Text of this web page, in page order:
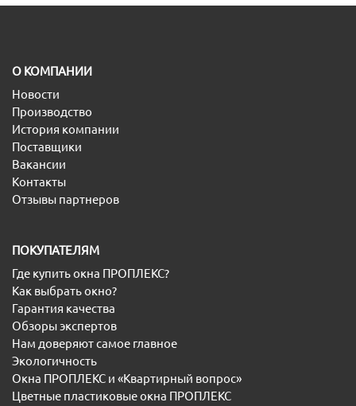
O КОМПАНИИ
Новости
Производство
История компании
Поставщики
Вакансии
Контакты
Отзывы партнеров
ПОКУПАТЕЛЯМ
Где купить окна ПРОПЛЕКС?
Как выбрать окно?
Гарантия качества
Обзоры экспертов
Нам доверяют самое главное
Экологичность
Окна ПРОПЛЕКС и «Квартирный вопрос»
Цветные пластиковые окна ПРОПЛЕКС